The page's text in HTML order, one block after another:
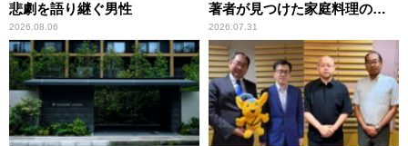
悲劇を語り継ぐ男性
2026.08.06
著者が見つけた家庭料理の知
恵
2026.07.31